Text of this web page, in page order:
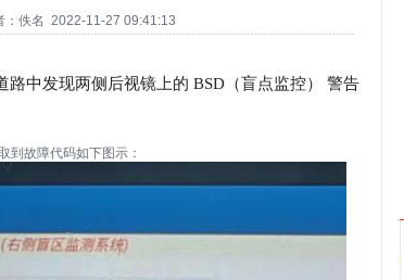
：佚名 2022-11-27 09:41:13
中发现两侧后视镜上的 BSD（盲点监控） 警告
到故障代码如下图示：